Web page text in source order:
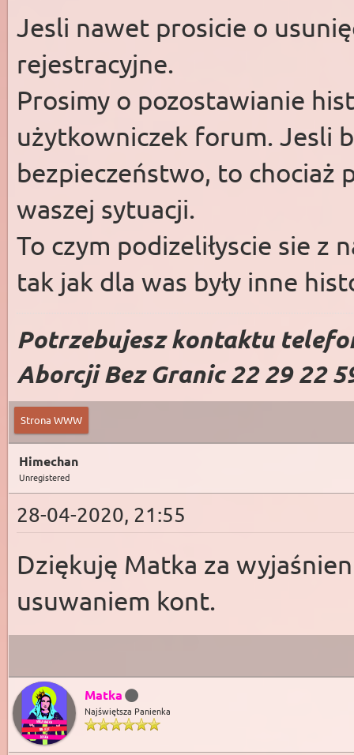
Jesli nawet prosicie o
rejestracyjne.
Prosimy o pozostawianie
użytkowniczek forum. Jesli
bezpieczeństwo, to chociaż
waszej sytuacji.
To czym podizeliłyscie sie z
tak jak dla was były inne
Potrzebujesz kontaktu
Aborcji Bez Granic 22 29 22
Strona WWW
Himechan
Unregistered
28-04-2020, 21:55
Dziękuję Matka za
usuwaniem kont.
Matka
Najświętsza Panienka